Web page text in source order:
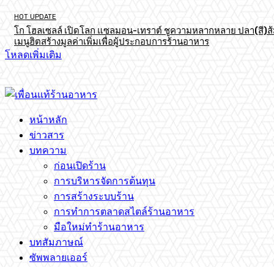
HOT UPDATE
โก โฮลเซลล์ เปิดโลก แซลมอน-เทราต์ ชูความหลากหลาย ปลา(สี)
เมนูฮิตสร้างมูลค่าเพิ่มเพื่อผู้ประกอบการร้านอาหาร
โหลดเพิ่มเติม
หน้าหลัก
ข่าวสาร
บทความ
ก่อนเปิดร้าน
การบริหารจัดการต้นทุน
การสร้างระบบร้าน
การทำการตลาดสไตล์ร้านอาหาร
มือใหม่ทำร้านอาหาร
บทสัมภาษณ์
ซัพพลายเออร์